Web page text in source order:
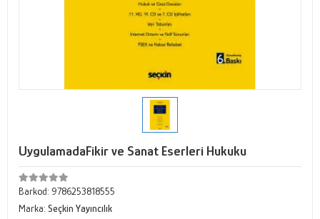
UygulamadaFikir ve Sanat Eserleri Hukuku
Barkod: 9786253818555
Marka: Seçkin Yayıncılık